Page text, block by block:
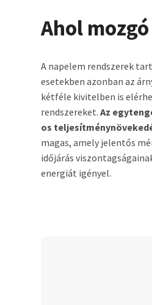
Ahol
A napelem rendszerek
esetekben azonban az
kétféle kivitelben is
rendszereket. Az
os
magas, amely jelentős
időjárás
energiát igényel.